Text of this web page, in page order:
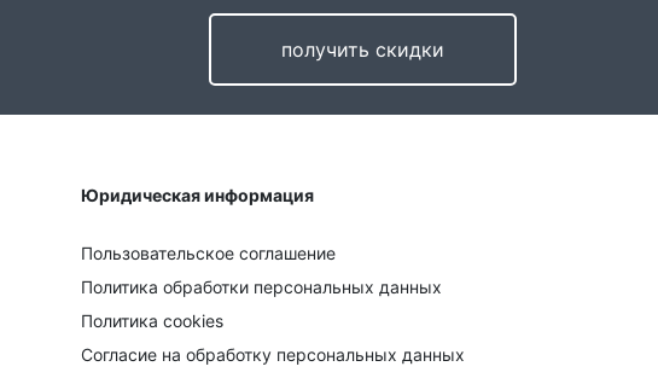
получить скидки
Юридическая информация
Пользовательское соглашение
Политика обработки персональных данных
Политика cookies
Согласие на обработку персональных данных